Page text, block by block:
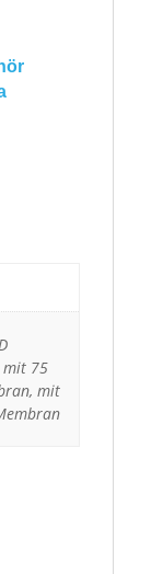
mit 75
mit